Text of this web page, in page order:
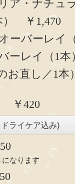
ア・ナチュ
） ￥1,470
ーバーレイ
ーレイ（1
お直し／1
￥420
ライケア込み)
なります